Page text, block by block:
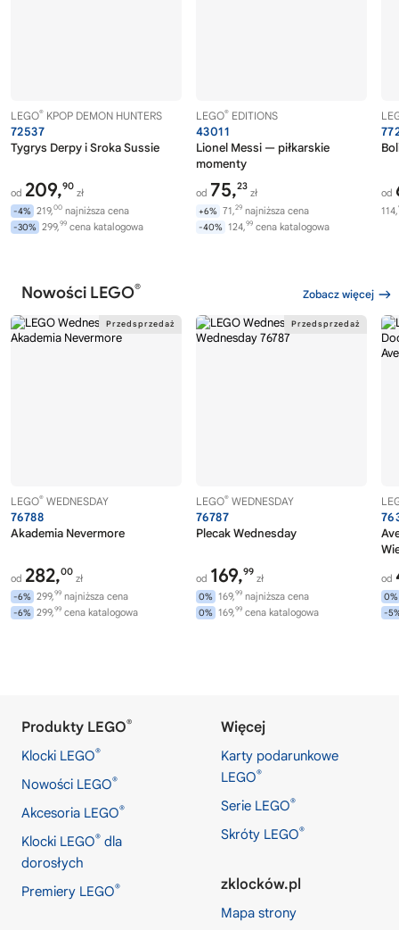
LEGO® KPOP DEMON HUNTERS
72537
Tygrys Derpy i Sroka Sussie
od 209,90
zł
-4% 219,00 najniższa cena
-30% 299,99 cena katalogowa
LEGO® EDITIONS
43011
Lionel Messi — piłkarskie
momenty
od 75,23
zł
+6% 71,29 najniższa cena
-40% 124,99 cena katalogowa
od
114,
Nowości LEGO® Zobacz więcej
LEGO® WEDNESDAY
76788
Akademia Nevermore
od 282,00
zł
-6% 299,99 najniższa cena
-6% 299,99 cena katalogowa
LEGO® WEDNESDAY
76787
Plecak Wednesday
od 169,99
zł
0% 169,99 najniższa cena
0% 169,99 cena katalogowa
od
0%
-
Produkty LEGO®
Klocki LEGO®
Nowości LEGO®
Akcesoria LEGO®
Klocki LEGO® dla
dorosłych
Premiery LEGO®
Więcej
Karty podarunkowe
LEGO®
Serie LEGO®
Skróty LEGO®
zklocków.pl
Mapa strony